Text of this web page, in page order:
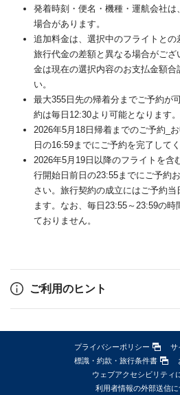
発着時刻・便名・機種・運航会社は
場合があります。
追加料金は、選択中のフライトと
旅行代金の差額と異なる場合がご
金は現在の選択内容のお支払金額合
い。
最大355日先の帰着分までご予約が
約は毎日12:30より可能となります。
2026年5月18日帰着までのご予約_
日の16:59までにご予約を完了してく
2026年5月19日以降のフライトを含
行開始日前日の23:55までにご予約
さい。旅行契約の成立にはご予約当
ます。なお、毎日23:55～23:59の
ておりません。
ご利用のヒント
プライバシーポリシー
サ
標識・約款・旅行条件書
ウェブアクセシビリティ
利用者情報の外部送信に